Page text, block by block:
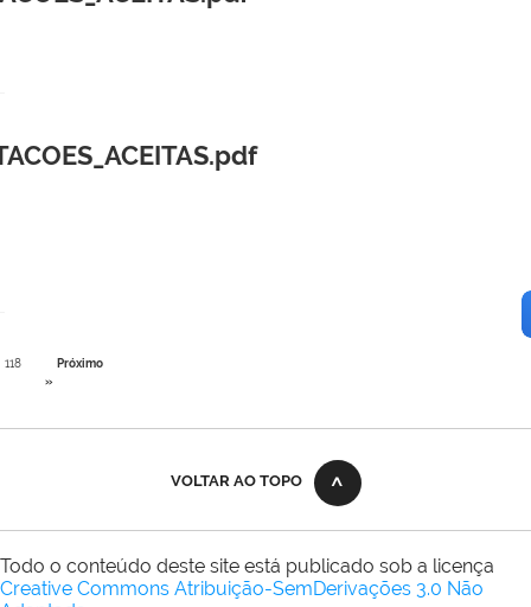
118
Próximo
»
VOLTAR AO TOPO
Todo o conteúdo deste site está publicado sob a licença
Creative Commons Atribuição-SemDerivações 3.0 Não